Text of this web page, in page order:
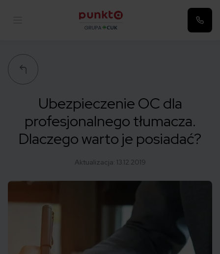
Ubezpieczenie OC dla
profesjonalnego tłumacza.
Dlaczego warto je posiadać?
Aktualizacja: 13.12.2019